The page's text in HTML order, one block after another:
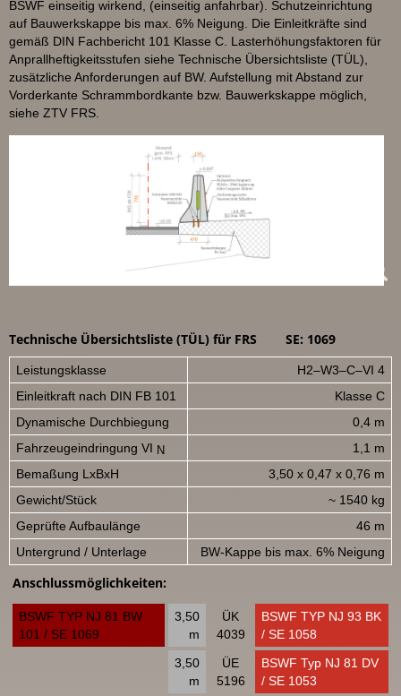
BSWF einseitig wirkend, (einseitig anfahrbar). Schutzeinrichtung
auf Bauwerkskappe bis max. 6% Neigung. Die Einleitkräfte sind
gemäß DIN Fachbericht 101 Klasse C. Lasterhöhungsfaktoren für
Anprallheftigkeitsstufen siehe Technische Übersichtsliste (TÜL),
zusätzliche Anforderungen auf BW. Aufstellung mit Abstand zur
Vorderkante Schrammbordkante bzw. Bauwerkskappe möglich,
siehe ZTV FRS.
Technische Übersichtsliste (TÜL) für FRS SE: 1069
Leistungsklasse
H2–W3–C–VI 4
Einleitkraft nach DIN FB 101
Klasse C
Dynamische Durchbiegung
0,4 m
Fahrzeugeindringung VI N
1,1 m
Bemaßung LxBxH
3,50 x 0,47 x 0,76 m
Gewicht/Stück
~ 1540 kg
Geprüfte Aufbaulänge
46 m
Untergrund / Unterlage
BW-Kappe bis max. 6% Neigung
Anschlussmöglichkeiten:
BSWF TYP NJ 81 BW
101 / SE 1069
3,50
m
ÜK
4039
BSWF TYP NJ 93 BK
/ SE 1058
3,50
m
ÜE
5196
BSWF Typ NJ 81 DV
/ SE 1053